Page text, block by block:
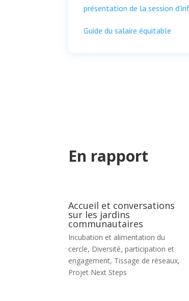
présentation de la session
Guide du salaire équitable
En rapport
Accueil et conversations
sur les jardins
communautaires
Incubation et alimentation du
cercle, Diversité, participation et
engagement, Tissage de réseaux,
Projet Next Steps